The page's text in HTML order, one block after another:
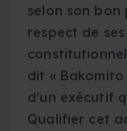
selon son bon
respect de
dit « Bakomito
d’un exécutif
Qualifier cet